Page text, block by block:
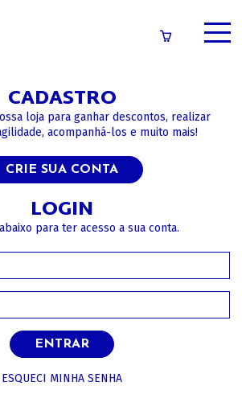
CATÁLOGO
CADASTRO
loja para ganhar descontos, realizar
acompanhá-los e muito mais!
CRIE SUA CONTA
LOGIN
para ter acesso a sua conta.
ENTRAR
ESQUECI MINHA SENHA